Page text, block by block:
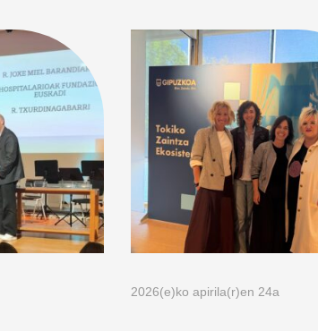
2026(e)ko apirila(r)en 24a